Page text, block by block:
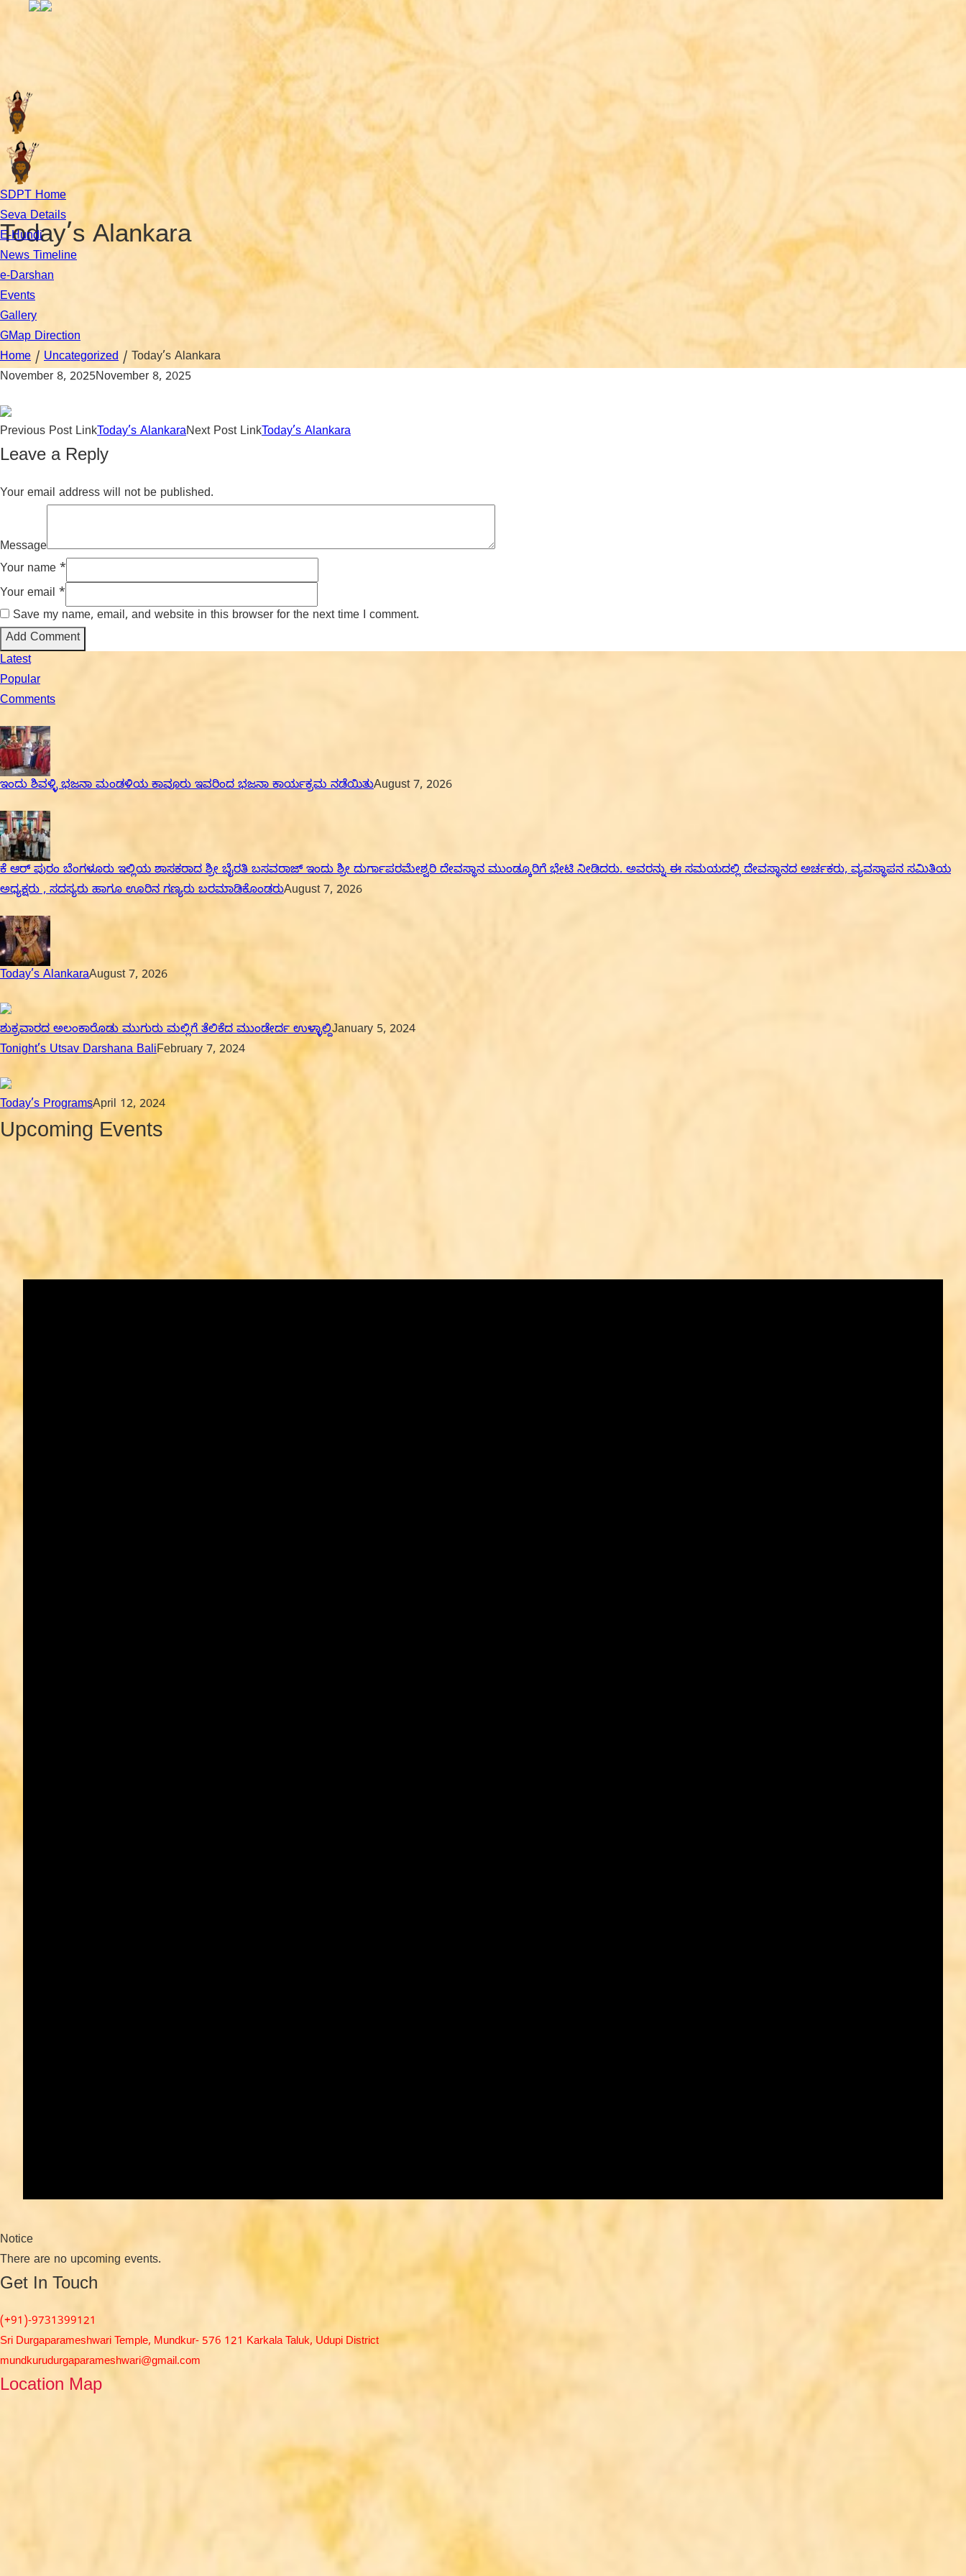
SDPT Home
Seva Details
E-Hundi
News Timeline
e-Darshan
Events
Gallery
GMap Direction
Today’s Alankara
Home / Uncategorized / Today’s Alankara
November 8, 2025November 8, 2025
Previous Post LinkToday’s AlankaraNextPost LinkToday’s Alankara
Leave a Reply
Your email address will not be published.
Message
Your name *
Your email *
Save my name, email, and website in this browser for the next time I comment.
Latest
Popular
Comments
ಇಂದು ಶಿವಳ್ಳಿ ಭಜನಾ ಮಂಡಳಿಯ ಕಾವೂರು ಇವರಿಂದ ಭಜನಾ ಕಾರ್ಯಕ್ರಮ ನಡೆಯಿತುAugust 7, 2026
ಕೆ ಆರ್ ಪುರಂ ಬೆಂಗಳೂರು ಇಲ್ಲಿಯ ಶಾಸಕರಾದ ಶ್ರೀ ಬೈರತಿ ಬಸವರಾಜ್ ಇಂದು ಶ್ರೀ ದುರ್ಗಾಪರಮೇಶ್ವರಿ ದೇವಸ್ಥಾನ ಮುಂಡ್ಕೂರಿಗೆ ಭೇಟಿ ನೀಡಿದರು. ಅವರನ್ನು ಈ ಸಮಯದಲ್ಲಿ ದೇವಸ್ಥಾನದ ಅರ್ಚಕರು, ವ್ಯವಸ್ಥಾಪನ ಸಮಿತಿಯ
ಅಧ್ಯಕ್ಷರು , ಸದಸ್ಯರು ಹಾಗೂ ಊರಿನ ಗಣ್ಯರು ಬರಮಾಡಿಕೊಂಡರುAugust 7, 2026
Today’s AlankaraAugust 7, 2026
ಶುಕ್ರವಾರದ ಅಲಂಕಾರೊಡು ಮುಗುರು ಮಲ್ಲಿಗೆ ತೆಲಿಕೆದ ಮುಂಡೇರ್ದ ಉಳ್ಳಾಲ್ದಿJanuary 5, 2024
Tonight’s Utsav Darshana BaliFebruary 7, 2024
Today’s ProgramsApril 12, 2024
Upcoming Events
Notice
There are no upcoming events.
Get In Touch
(+91)-9731399121
Sri Durgaparameshwari Temple, Mundkur- 576 121 Karkala Taluk, Udupi District
mundkurudurgaparameshwari@gmail.com
Location Map